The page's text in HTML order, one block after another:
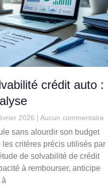
crédit auto :
2026 Aucun commentaire
sans alourdir son budget
critères précis utilisés par
de solvabilité de crédit
à rembourser, anticipe